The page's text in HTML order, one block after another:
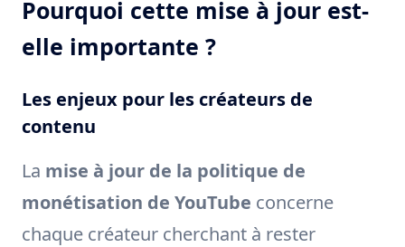
Pourquoi cette mise à jour est-
elle importante ?
Les enjeux pour les créateurs de
contenu
La mise à jour de la politique de
monétisation de YouTube concerne
chaque créateur cherchant à rester